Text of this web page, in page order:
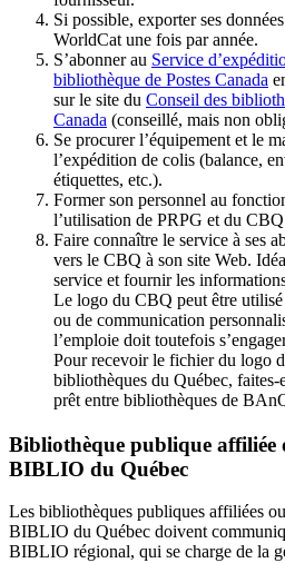
Si possible, exporter ses
WorldCat une fois par année.
S’abonner au Service
bibliothèque de Postes Canada
sur le site du Conseil des
Canada (conseillé, mais non
Se procurer l’équipement et le
l’expédition de colis (balance,
étiquettes, etc.).
Former son personnel au
l’utilisation de PRPG et du
Faire connaître le service à ses
vers le CBQ à son site Web.
service et fournir les
Le logo du CBQ peut être
ou de communication
l’emploie doit toutefois
Pour recevoir le fichier du logo
bibliothèques du Québec, faites-
prêt entre bibliothèques de
Bibliothèque publique affiliée
BIBLIO du Québec
Les bibliothèques publiques affiliées ou
BIBLIO du Québec doivent
BIBLIO régional, qui se charge de la